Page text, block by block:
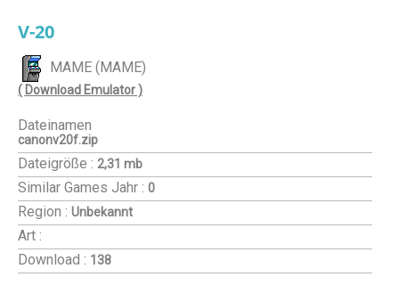
V-20
MAME (MAME)
( Download Emulator )
Dateinamen
canonv20f.zip
Dateigröße : 2,31 mb
Similar Games Jahr : 0
Region : Unbekannt
Art :
Download : 138